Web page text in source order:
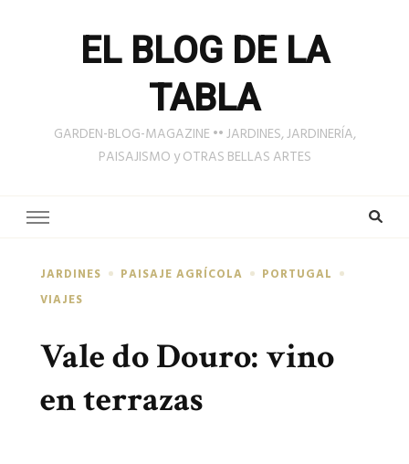
EL BLOG DE LA
TABLA
GARDEN-BLOG-MAGAZINE •• JARDINES, JARDINERÍA,
PAISAJISMO y OTRAS BELLAS ARTES
JARDINES PAISAJE AGRÍCOLA
PORTUGAL
VIAJES
Vale do Douro: vino
en terrazas